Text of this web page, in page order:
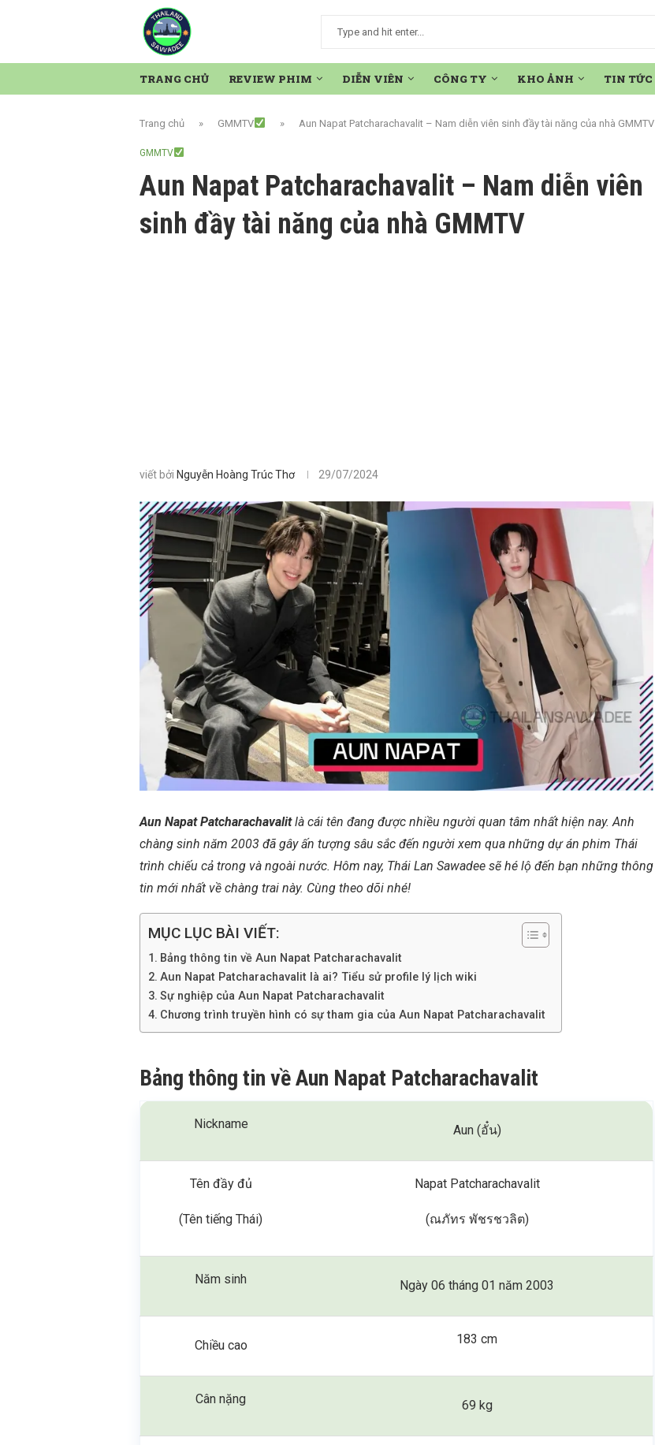
TRANG CHỦ REVIEW PHIM DIỄN VIÊN CÔNG TY KHO ẢNH TIN TỨC
Trang chủ » GMMTV » Aun Napat Patcharachavalit – Nam diễn viên sinh đầy tài năng của nhà GMMTV
GMMTV
Aun Napat Patcharachavalit – Nam diễn viên
sinh đầy tài năng của nhà GMMTV
viết bởi Nguyễn Hoàng Trúc Thơ 29/07/2024
Aun Napat Patcharachavalitlà cái tên đang được nhiều người quan tâm nhất hiện nay. Anh
chàng sinh năm 2003 đã gây ấn tượng sâu sắc đến người xem qua những dự án phim Thái
trình chiếu cả trong và ngoài nước. Hôm nay, Thái Lan Sawadee sẽ hé lộ đến bạn những thông
tin mới nhất về chàng trai này. Cùng theo dõi nhé!
MỤC LỤC BÀI VIẾT:
Bảng thông tin về Aun Napat Patcharachavalit
Aun Napat Patcharachavalit là ai? Tiểu sử profile lý lịch wiki
Sự nghiệp của Aun Napat Patcharachavalit
Chương trình truyền hình có sự tham gia của Aun Napat Patcharachavalit
Bảng thông tin về Aun Napat Patcharachavalit
Nickname Aun (อั๋น)
Tên đầy đủ
(Tên tiếng Thái)
Napat Patcharachavalit
(ณ​ภัทร​ พัชร​ชวลิต)
Năm sinh Ngày 06 tháng 01 năm 2003
Chiều cao 183 cm
Cân nặng 69 kg